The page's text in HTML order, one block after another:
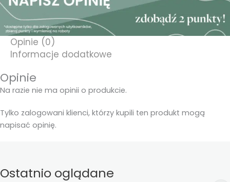
Opinie (0)
Informacje dodatkowe
Opinie
Na razie nie ma opinii o produkcie.
Tylko zalogowani klienci, którzy kupili ten produkt mogą
napisać opinię.
Ostatnio oglądane